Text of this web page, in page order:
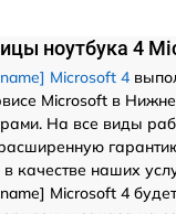
ноутбука 4
Microsoft 4
Microsoft в
На все виды
качестве наших
Microsoft 4